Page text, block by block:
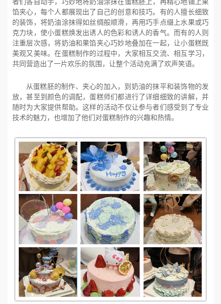
者们各自动手，巧妙地将奶油涂抹在蛋糕胚上，再精心地铺上果
馅夹心，每个人都展现出了自己的创意和技巧。有的人擅长细致
的装饰，将奶油涂抹得如丝绸般顺滑，再用巧手点缀上水果或巧
克力块，使小蛋糕焕发出诱人的色彩和诱人的香气。而有的人则
注重层次感，将奶油和果馅夹心巧妙地叠加在一起，让小蛋糕既
美观又美味。在蛋糕制作的过程中，大家相互交流、相互学习，
共同营造出了一片欢乐的氛围，让整个活动充满了欢声笑语。
从蛋糕胚的制作、夹心的加入，到奶油的抹平和装饰物的发
放，甚至到颜色的调配，蛋糕师们都进行了详细细致的讲解，并
随时为大家提供帮助。这样的活动不仅让参与者们感受到了专业
技术的魅力，也增加了他们对蛋糕制作的兴趣和热情。